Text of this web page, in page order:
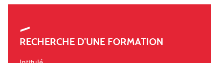
RECHERCHE D'UNE FORMATION